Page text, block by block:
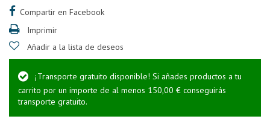
Compartir en Facebook
Imprimir
Añadir a la lista de deseos
¡Transporte gratuito disponible! Si añades productos a tu
carrito por un importe de al menos 150,00 € conseguirás
transporte gratuito.